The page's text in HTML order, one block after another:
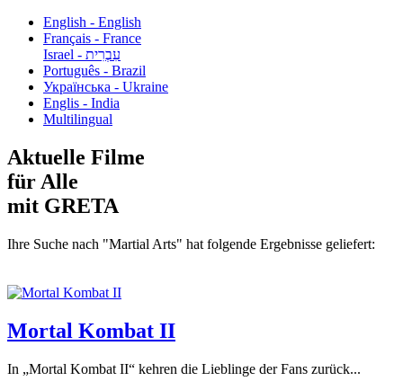
English - English
Français - France
עִבְרִית - Israel
Português - Brazil
Українська - Ukraine
Englis - India
Multilingual
Aktuelle Filme
für Alle
mit GRETA
Ihre Suche nach "Martial Arts" hat folgende Ergebnisse geliefert:
Mortal Kombat II
In „Mortal Kombat II“ kehren die Lieblinge der Fans zurück...